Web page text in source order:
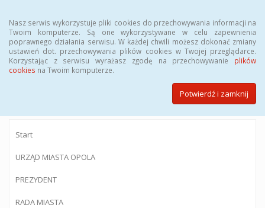
Nasz serwis wykorzystuje pliki cookies do przechowywania informacji na
Twoim komputerze. Są one wykorzystywane w celu zapewnienia
poprawnego działania serwisu. W każdej chwili możesz dokonać zmiany
ustawień dot. przechowywania plików cookies w Twojej przeglądarce.
Korzystając z serwisu wyrażasz zgodę na przechowywanie plików
cookies na Twoim komputerze.
Potwierdź i zamknij
BIULETYN INFORMACJI PUBLICZNEJ
Urzędu Miasta Opola
Start
URZĄD MIASTA OPOLA
PREZYDENT
RADA MIASTA